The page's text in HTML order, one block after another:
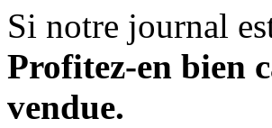
Si notre journal
Profitez-en bien
vendue.